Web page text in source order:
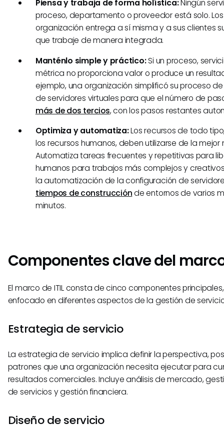
Piensa y trabaja de forma holística:Ningún
proceso, departamento o proveedor está solo.
organización entrega a sí misma y a sus clientes
que trabaje de manera integrada.
Manténlo simple y práctico:Si un proceso,
métrica no proporciona valor o produce un
ejemplo, una organización simplificó su proceso
de servidores virtuales para que el número de
más de dos tercios, con los pasos restantes
Optimiza y automatiza:Los recursos de todo
los recursos humanos, deben utilizarse de la mejor
Automatiza tareas frecuentes y repetitivas para
humanos para trabajos más complejos y
la automatización de la configuración de
tiempos de construcciónde entornos de varios
minutos.
Componentes clave del
El marco de ITIL consta de cinco componentes
enfocado en diferentes aspectos de la gestión de
Estrategia de servicio
La estrategia de servicio implica definir la perspectiva,
patrones que una organización necesita ejecutar para
resultados comerciales. Incluye análisis de mercado,
de servicios y gestión financiera.
Diseño de servicio